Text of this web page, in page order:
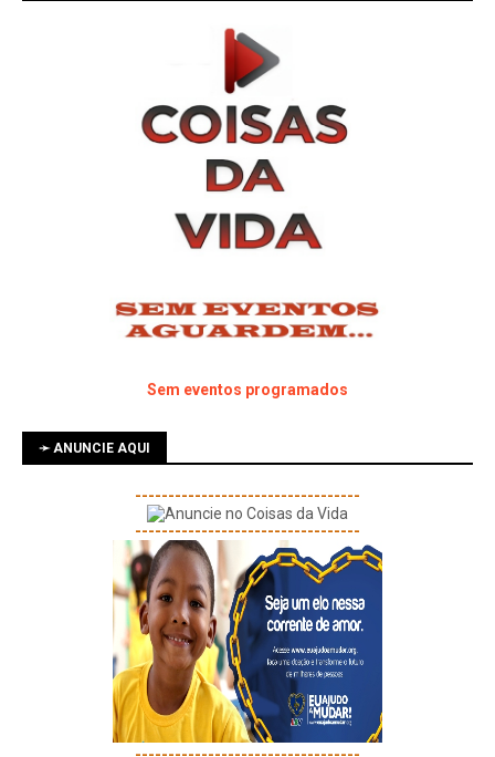
Sem eventos programados
➛ ANUNCIE AQUI
----------------------------------
----------------------------------